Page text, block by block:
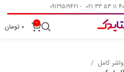
0
0 تومان
واشر کامل